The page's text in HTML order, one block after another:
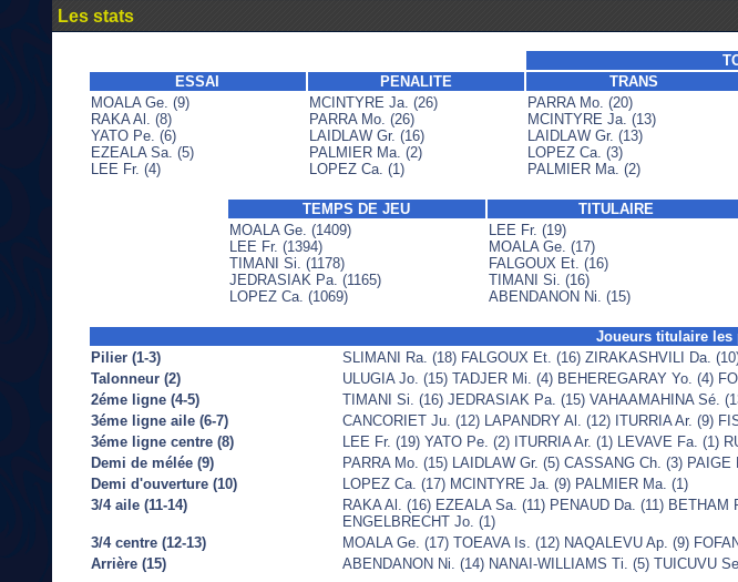
Les stats
ESSAI
PENALITE TRANS
MOALA Ge. (9)
RAKA Al. (8)
YATO Pe. (6)
EZEALA Sa. (5)
LEE Fr. (4)
MCINTYRE Ja. (26)
PARRA Mo. (26)
LAIDLAW Gr. (16)
PALMIER Ma. (2)
LOPEZ Ca. (1)
PARRA Mo. (20)
MCINTYRE Ja. (13)
LAIDLAW Gr. (13)
LOPEZ Ca. (3)
PALMIER Ma. (2)
TEMPS DE JEU TITULAIRE
MOALA Ge. (1409)
LEE Fr. (1394)
TIMANI Si. (1178)
JEDRASIAK Pa. (1165)
LOPEZ Ca. (1069)
LEE Fr. (19)
MOALA Ge. (17)
FALGOUX Et. (16)
TIMANI Si. (16)
ABENDANON Ni. (15)
Joueurs titulaire les
Pilier (1-3)
SLIMANI Ra. (18) FALGOUX Et. (16) ZIRAKASHVILI Da.
Talonneur (2)
ULUGIA Jo. (15) TADJER Mi. (4) BEHEREGARAY Yo. (4)
2éme ligne (4-5)
TIMANI Si. (16) JEDRASIAK Pa. (15) VAHAAMAHINA Sé.
3éme ligne aile (6-7)
CANCORIET Ju. (12) LAPANDRY Al. (12) ITURRIA Ar. (9)
3éme ligne centre (8)
LEE Fr. (19) YATO Pe. (2) ITURRIA Ar. (1) LEVAVE Fa. (1)
Demi de mélée (9)
PARRA Mo. (15) LAIDLAW Gr. (5) CASSANG Ch. (3) PAIGE
Demi d'ouverture (10)
LOPEZ Ca. (17) MCINTYRE Ja. (9) PALMIER Ma. (1)
3/4 aile (11-14)
RAKA Al. (16) EZEALA Sa. (11) PENAUD Da. (11)
ENGELBRECHT Jo. (1)
3/4 centre (12-13)
MOALA Ge. (17) TOEAVA Is. (12) NAQALEVU Ap. (9)
Arrière (15)
ABENDANON Ni. (14) NANAI-WILLIAMS Ti. (5) TUICUVU